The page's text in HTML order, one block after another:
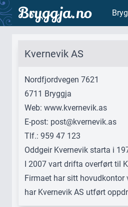
Bryggja.no
Kvernevik AS
Nordfjordvegen 7621
6711 Bryggja
Web: www.kvernevik.as
E-post: post@kvernevik.as
Tlf.: 959 47 123
Oddgeir Kvernevik starta i
I 2007 vart drifta overført til
Firmaet har sitt hovudkontor
har Kvernevik AS utført